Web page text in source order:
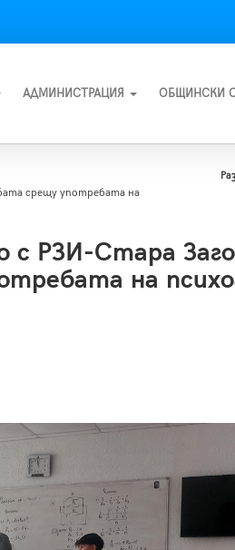
АДМИНИСТРАЦИЯ ОБЩИНСКИ
срещу употребата на
РЗИ-Стара
на